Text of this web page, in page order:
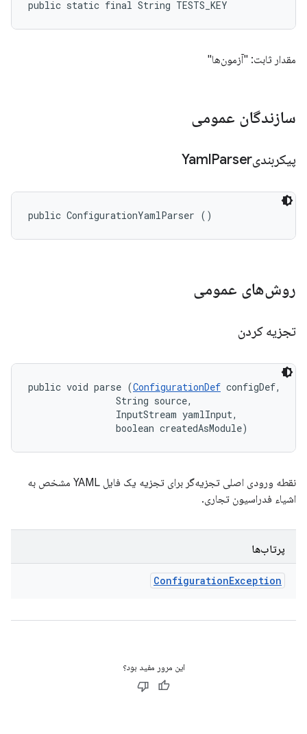
public static final String TESTS_KEY
مقدار ثابت: "آزمون‌ها"
سازندگان عمومی
پیکربندیYamlParser
public ConfigurationYamlParser ()
روش‌های عمومی
تجزیه کردن
public void parse (ConfigurationDef configDef,
                String source,
                InputStream yamlInput,
                boolean createdAsModule)
نقطه ورودی اصلی تجزیه‌گر برای تجزیه یک فایل YAML مشخص به
اشیاء فدراسیون تجاری.
پرتاب‌ها
ConfigurationException
این مرور مفید بود؟